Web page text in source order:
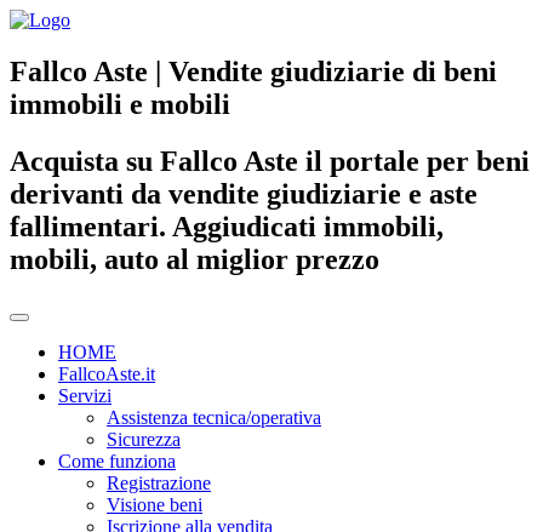
Fallco Aste | Vendite giudiziarie di beni
immobili e mobili
Acquista su Fallco Aste il portale per beni
derivanti da vendite giudiziarie e aste
fallimentari. Aggiudicati immobili,
mobili, auto al miglior prezzo
HOME
FallcoAste.it
Servizi
Assistenza tecnica/operativa
Sicurezza
Come funziona
Registrazione
Visione beni
Iscrizione alla vendita